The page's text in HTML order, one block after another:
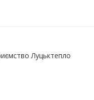
Луцьктепло